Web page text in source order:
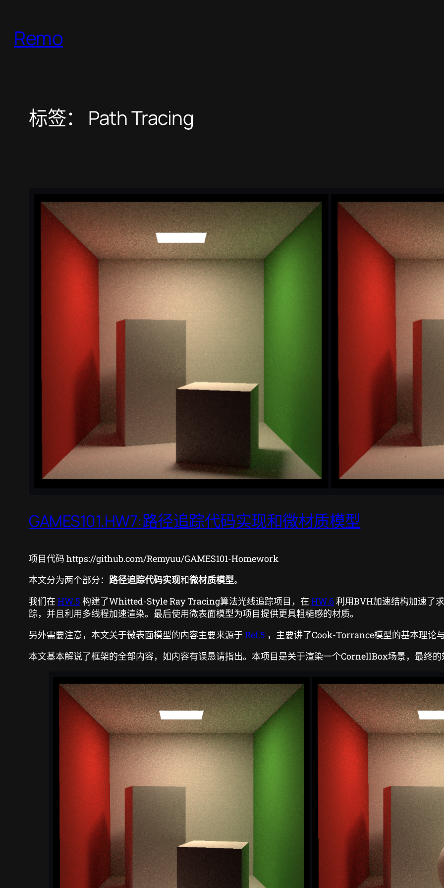
Remo
标签： Path Tracing
GAMES101.HW7:路径追踪代码实现和微材质模型
项目代码 https://github.com/Remyuu/GAMES101-Homework
本文分为两个部分： 路径追踪代码实现和微材质模型。
我们在 HW.5 构建了Whitted-Style Ray Tracing算法光线追踪项目，在 HW.6利用BVH加速结构加速了
踪，并且利用多线程加速渲染。最后使用微表面模型为项目提供更具粗糙感的材质。
另外需要注意，本文关于微表面模型的内容主要来源于 Ref.5 ，主要讲了Cook-Torrance模型的基本理论
本文基本解说了框架的全部内容，如内容有误恳请指出。本项目是关于渲染一个CornellBox场景，最终